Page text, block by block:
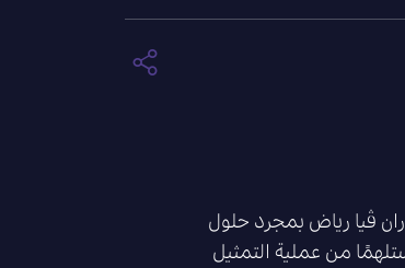
ڤيا رياض بمجرد حلول
من عملية التمثيل